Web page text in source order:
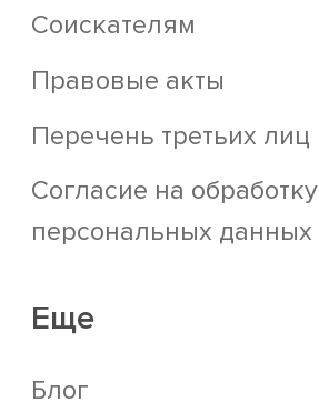
Соискателям
Правовые акты
Перечень третьих лиц
Согласие на обработку
персональных данных
Еще
Блог